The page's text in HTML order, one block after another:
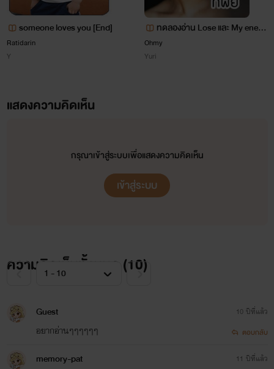
ชอบก็ฝากกดไลค์ โหวต คอมเม้นไห้ด้วยน่ะครับ
Botbott / Like Eagle?
target="_blank">
href="http://www.tunwalai.com/story/36796/mask-
yoai-sm" target="_blank">
someone loves you [End]
Ratidarin
Y
ทดลองอ่าน Lose และ My enem
y
Ohmy
Yuri
แสดงความคิดเห็น
กรุณาเข้าสู่ระบบเพื่อแสดงความคิดเห็น
เข้าสู่ระบบ
ความคิดเห็นทั้งหมด (10)
Guest
อยากอ่านๆๆๆๆๆๆ
10 ปีที่แล้ว
ตอบกลับ
memory-pat
11 ปีที่แล้ว